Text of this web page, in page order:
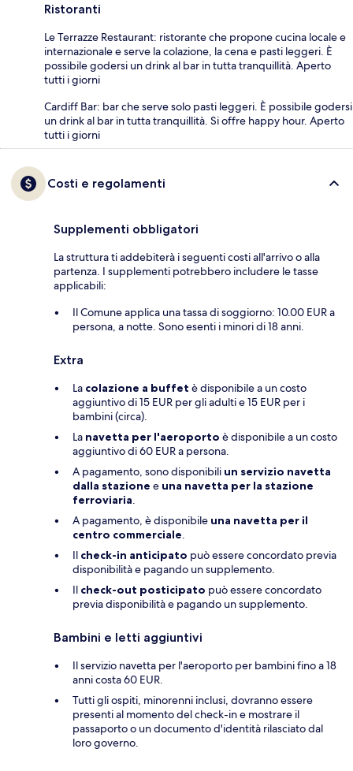
Ristoranti
Le Terrazze Restaurant: ristorante che propone cucina locale e
internazionale e serve la colazione, la cena e pasti leggeri. È
possibile godersi un drink al bar in tutta tranquillità. Aperto
tutti i giorni
Cardiff Bar: bar che serve solo pasti leggeri. È possibile godersi
un drink al bar in tutta tranquillità. Si offre happy hour. Aperto
tutti i giorni
Costi e regolamenti
Supplementi obbligatori
La struttura ti addebiterà i seguenti costi all'arrivo o alla
partenza. I supplementi potrebbero includere le tasse
applicabili:
Il Comune applica una tassa di soggiorno: 10.00 EUR a
persona, a notte. Sono esenti i minori di 18 anni.
Extra
La colazione a buffet è disponibile a un costo
aggiuntivo di 15 EUR per gli adulti e 15 EUR per i
bambini (circa).
La navetta per l'aeroporto è disponibile a un costo
aggiuntivo di 60 EUR a persona.
A pagamento, sono disponibili un servizio navetta
dalla stazione e una navetta per la stazione
ferroviaria.
A pagamento, è disponibile una navetta per il
centro commerciale.
Il check-in anticipato può essere concordato previa
disponibilità e pagando un supplemento.
Il check-out posticipato può essere concordato
previa disponibilità e pagando un supplemento.
Bambini e letti aggiuntivi
Il servizio navetta per l'aeroporto per bambini fino a 18
anni costa 60 EUR.
Tutti gli ospiti, minorenni inclusi, dovranno essere
presenti al momento del check-in e mostrare il
passaporto o un documento d'identità rilasciato dal
loro governo.